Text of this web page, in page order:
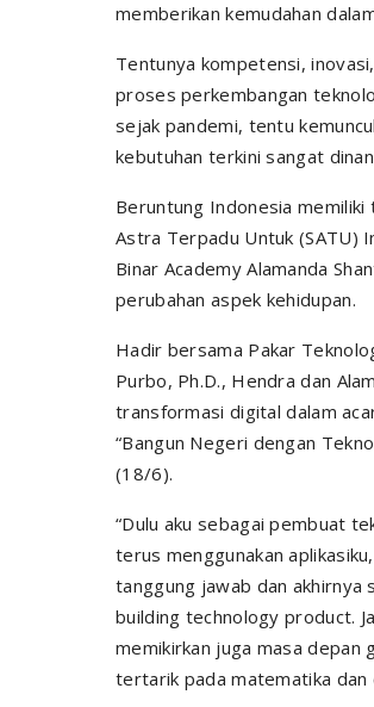
memberikan kemudahan
Tentunya kompetensi,
proses perkembangan
sejak pandemi, tentu
kebutuhan terkini sangat
Beruntung Indonesia
Astra Terpadu Untuk (SATU)
Binar Academy Alamanda
perubahan aspek kehidupan.
Hadir bersama Pakar
Purbo, Ph.D., Hendra dan
transformasi digital dalam
“Bangun Negeri dengan
(18/6).
“Dulu aku sebagai pembuat
terus menggunakan
tanggung jawab dan akhirnya
building technology product.
memikirkan juga masa depan
tertarik pada matematika dan